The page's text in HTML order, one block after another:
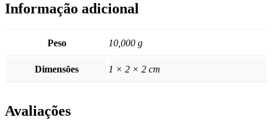
Informação adicional
Peso 10,000 g
Dimensões 1 × 2 × 2 cm
Avaliações